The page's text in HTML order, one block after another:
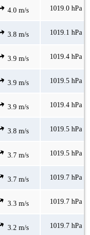
4.0 m/s 1019.0 hPa
3.8 m/s 1019.1 hPa
3.9 m/s 1019.4 hPa
3.9 m/s 1019.5 hPa
3.9 m/s 1019.4 hPa
3.8 m/s 1019.5 hPa
3.7 m/s 1019.5 hPa
3.7 m/s 1019.7 hPa
3.3 m/s 1019.7 hPa
3.2 m/s 1019.7 hPa